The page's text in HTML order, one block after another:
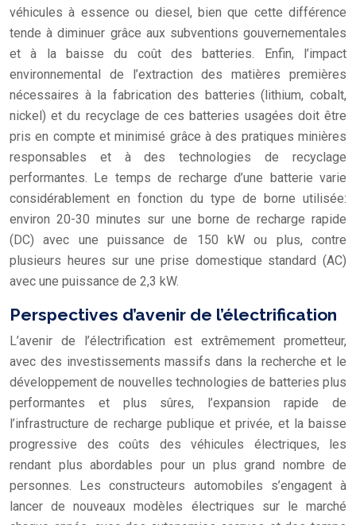
véhicules à essence ou diesel, bien que cette différence
tende à diminuer grâce aux subventions gouvernementales
et à la baisse du coût des batteries. Enfin, l’impact
environnemental de l’extraction des matières premières
nécessaires à la fabrication des batteries (lithium, cobalt,
nickel) et du recyclage de ces batteries usagées doit être
pris en compte et minimisé grâce à des pratiques minières
responsables et à des technologies de recyclage
performantes. Le temps de recharge d’une batterie varie
considérablement en fonction du type de borne utilisée:
environ 20-30 minutes sur une borne de recharge rapide
(DC) avec une puissance de 150 kW ou plus, contre
plusieurs heures sur une prise domestique standard (AC)
avec une puissance de 2,3 kW.
Perspectives d’avenir de l’électrification
L’avenir de l’électrification est extrêmement prometteur,
avec des investissements massifs dans la recherche et le
développement de nouvelles technologies de batteries plus
performantes et plus sûres, l’expansion rapide de
l’infrastructure de recharge publique et privée, et la baisse
progressive des coûts des véhicules électriques, les
rendant plus abordables pour un plus grand nombre de
personnes. Les constructeurs automobiles s’engagent à
lancer de nouveaux modèles électriques sur le marché